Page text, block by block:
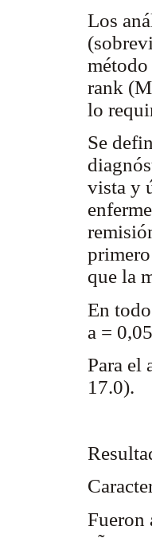
Los
rank
lo
Se
vista y
que la
En
a =
Para el
17.0).
Fueron